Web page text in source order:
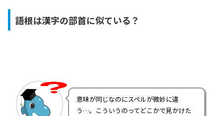
語根は漢字の部首に似ている？
意味が同じなのにスペルが微妙に違
う…。こういうのってどこかで見かけた